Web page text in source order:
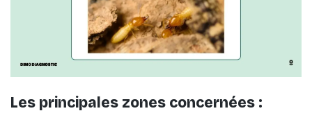
Les principales zones concernées :